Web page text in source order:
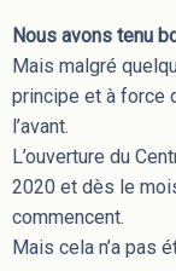
Nous avons tenu
Mais malgré
principe et à force
l’avant.
L’ouverture du
2020 et dès le
commencent.
Mais cela n’a pas